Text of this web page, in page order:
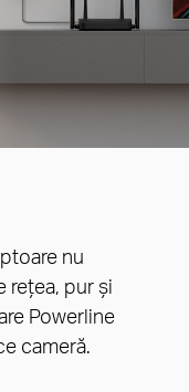
nu
rețea, pur și
Powerline
cameră.